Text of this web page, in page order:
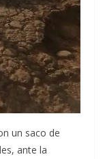
un saco de
ante la